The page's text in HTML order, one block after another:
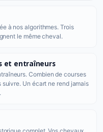
à nos algorithmes. Trois
le même cheval.
et entraîneurs
Combien de courses
Un écart ne rend jamais